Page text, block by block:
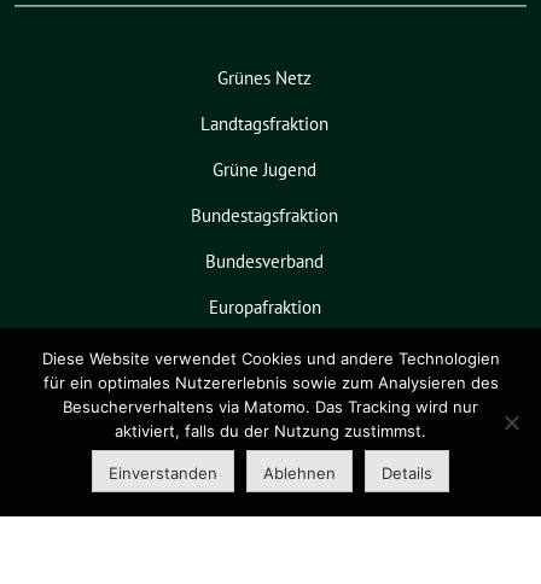
Grünes Netz
Landtagsfraktion
Grüne Jugend
Bundestagsfraktion
Bundesverband
Europafraktion
KPVGrüN
Grüne Niedersachsen benutzt das
freie grüne Themesunflower
‐ ein
Angebot derverdigado eG.
Diese Website verwendet Cookies und andere Technologien
für ein optimales Nutzererlebnis sowie zum Analysieren des
Besucherverhaltens via Matomo. Das Tracking wird nur
aktiviert, falls du der Nutzung zustimmst.
Einverstanden Ablehnen Details